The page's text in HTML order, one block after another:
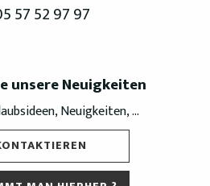
57 52 97 97
unsere Neuigkeiten
Neuigkeiten, ...